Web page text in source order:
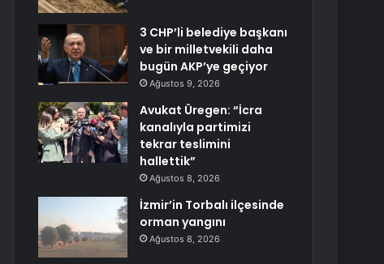
3 CHP’li belediye başkanı
ve bir milletvekili daha
bugün AKP’ye geçiyor
Ağustos 9, 2026
Avukat Üregen: “İcra
kanalıyla partimizi
tekrar teslimini
hallettik”
Ağustos 8, 2026
İzmir’in Torbalı ilçesinde
orman yangını
Ağustos 8, 2026